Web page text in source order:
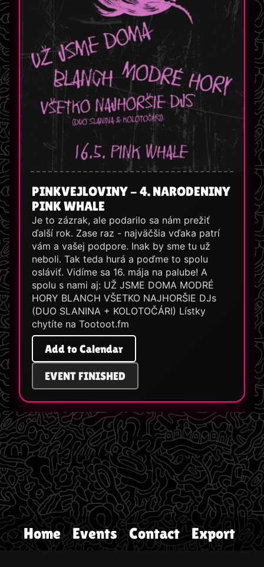
PINKVEJLOVINY - 4. NARODENINY
PINK WHALE
Je to zázrak, ale podarilo sa nám prežiť
ďalší rok. Zase raz - najväčšia vďaka patrí
vám a vašej podpore. Inak by sme tu už
neboli. Tak teda hurá a poďme to spolu
osláviť. Vidíme sa 16. mája na palube! A
spolu s nami aj: UŽ JSME DOMA MODRÉ
HORY BLANCH VŠETKO NAJHORŠIE DJs
(DUO SLANINA + KOLOTOČÁRI) Lístky
chytíte na Tootoot.fm
Add to Calendar
EVENT FINISHED
Home Events Contact Export